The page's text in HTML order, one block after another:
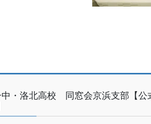
中・洛北高校 同窓会京浜支部【公